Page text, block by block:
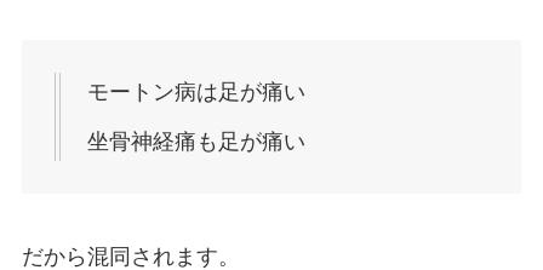
モートン病は足が痛い
坐骨神経痛も足が痛い
だから混同されます。